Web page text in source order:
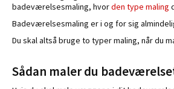
badeværelsesmaling, hvorden type maling
Badeværelsesmaling er i og for sig
Du skal altså bruge to typer maling, når du
Sådan maler du